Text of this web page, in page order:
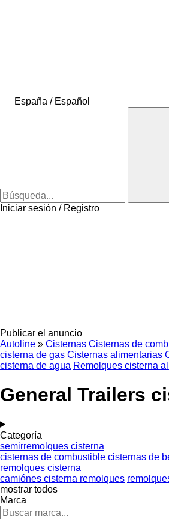
España / Español
Iniciar sesión / Registro
Publicar el anuncio
Autoline » Cisternas Cisternas de
cisterna de gas Cisternas alimentarias
cisterna de agua Remolques cisterna
General Trailers
Categoría
semirremolques cisterna
cisternas de combustible cisternas de
remolques cisterna
camiónes cisterna remolques
mostrar todos
Marca